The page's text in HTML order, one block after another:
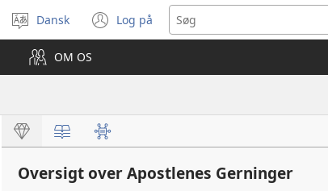
Vælg
sprog
Dansk Log på
(åbner
nyt
OM OS
Oversigt over Apostlenes Gerninger